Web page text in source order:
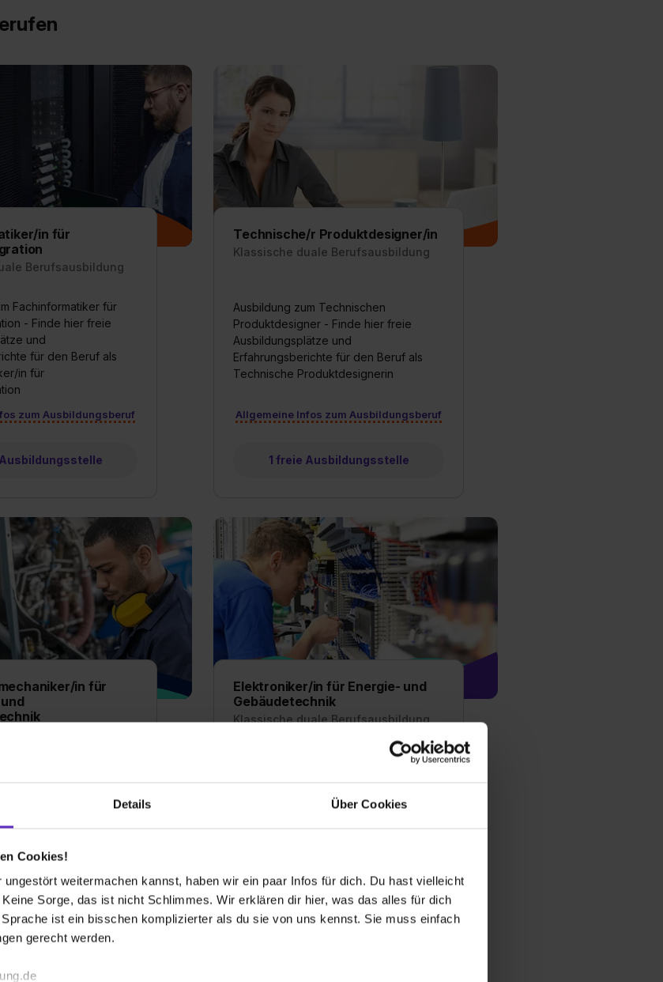
Details Über Cookies
Cookies!
weitermachen kannst, haben wir ein paar Infos für dich. Du hast vielleicht
Sorge, das ist nicht Schlimmes. Wir erklären dir hier, was das alles für dich
ist ein bisschen komplizierter als du sie von uns kennst. Sie muss einfach
gerecht werden.
in für
Berufsausbildung
Fachinformatiker für
- Finde hier freie
und
für den Beruf als
in für
zum Ausbildungsberuf
Technische/r Produktdesigner/in
Klassische duale Berufsausbildung
Ausbildung zum Technischen
Produktdesigner - Finde hier freie
Ausbildungsplätze und
Erfahrungsberichte für den Beruf als
Technische Produktdesignerin
Allgemeine Infos zum Ausbildungsberuf
1 freie Ausbildungsstelle
in für
Ausbildungsplätze und
für den Beruf als
zum Ausbildungsberuf
Elektroniker/in für Energie- und
Gebäudetechnik
Klassische duale Berufsausbildung
Energie- und Gebäudetechnik - Finde
hier freie Ausbildungsplätze und
Elektroniker für Energie- und
Allgemeine Infos zum Ausbildungsberuf
0 freie Ausbildungsstellen